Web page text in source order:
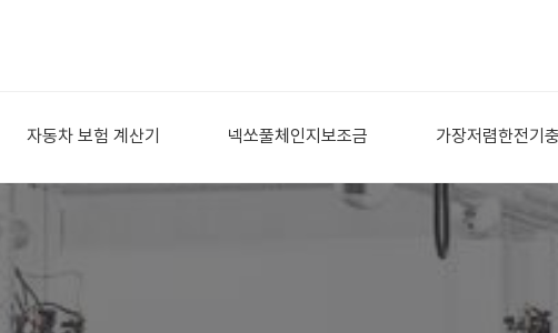
자동차 보험 계산기 넥쏘풀체인지보조금 가장저렴한전기